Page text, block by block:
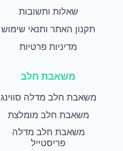
שאלות ותשובות
תקנון האתר ותנאי שימוש
מדיניות פרטיות
משאבת חלב
משאבת חלב מדלה סווינג
משאבת חלב מומלצת
משאבת חלב מדלה
פריסטייל